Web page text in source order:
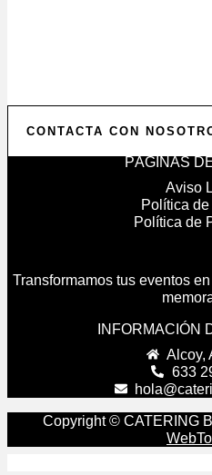
realidad la
CONTACTA CON
PÁGINAS
Aviso
Política
Política de
Transformamos tus eventos
INFORMACIÓN
Alcoy,
633
Copyright © CATERING